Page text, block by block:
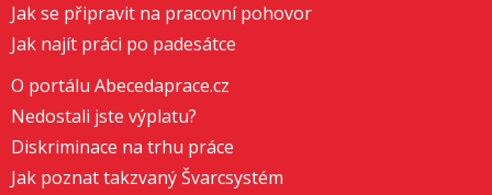
Jak se připravit na pracovní pohovor
Jak najít práci po padesátce
O portálu Abecedaprace.cz
Nedostali jste výplatu?
Diskriminace na trhu práce
Jak poznat takzvaný Švarcsystém